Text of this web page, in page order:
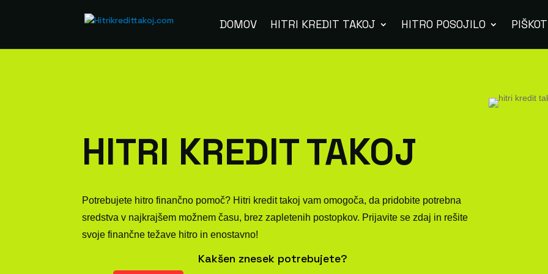
DOMOV HITRI KREDIT TAKOJ HITRO POSOJILO
HITRI KREDIT TAKOJ
Potrebujete hitro finančno pomoč? Hitri kredit takoj vam omogoča, da pridobite potrebna
sredstva v najkrajšem možnem času, brez zapletenih postopkov. Prijavite se zdaj in rešite
svoje finančne težave hitro in enostavno!
Kakšen znesek potrebujete?